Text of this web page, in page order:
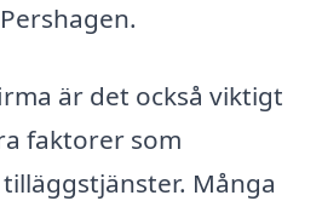
är det också viktigt
faktorer som
Många